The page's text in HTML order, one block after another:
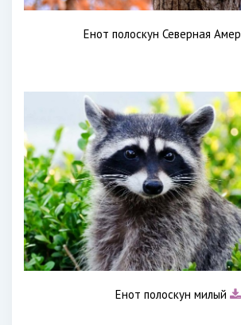
Енот полоскун Северная
Енот полоскун милый